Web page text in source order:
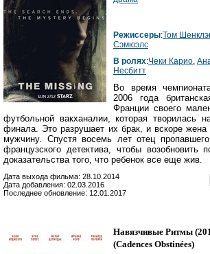
Режиссеры:Том
Сэмюэлс
В ролях:Чеки Карио,
Несбитт
Во время
2006 года
Франции своего
футбольной вакханалии, которая творилась
финала. Это разрушает их брак, и вскоре жена
мужчину. Спустя восемь лет отец
французского детектива, чтобы возобновить
доказательства того, что ребенок все еще жив.
Дата выхода фильма: 28.10.2014
Дата добавления: 02.03.2016
Последнее обновление: 12.01.2017
Навязчивые Ритмы
(Cadences Obstinées)